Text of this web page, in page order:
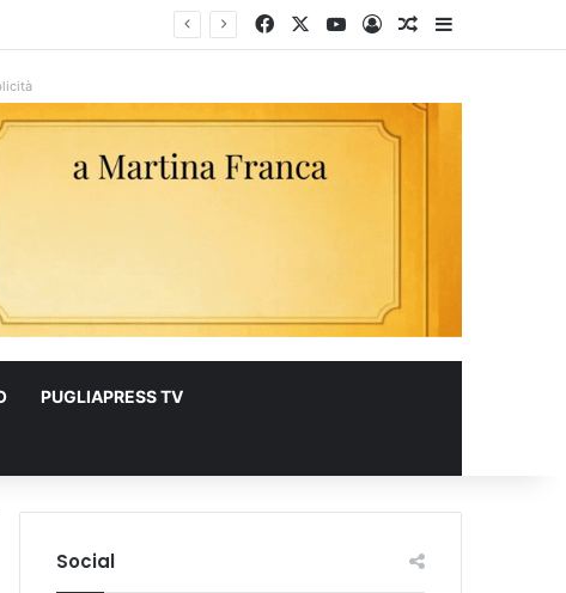
FacebookYou Tube
AccediUn articolo a
Barra
PUGLIAPRESS TV
Social